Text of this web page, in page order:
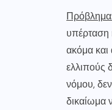
Πρόβλημα:
υπέρταση
ακόμα και
ελλιπούς
νόμου,
δικαίωμα